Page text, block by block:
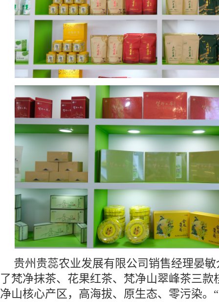
贵州贵蕊农业发展有限公司销售经理晏
了梵净抹茶、花果红茶、梵净山翠峰茶三款
净山核心产区，高海拔、原生态、零污染。